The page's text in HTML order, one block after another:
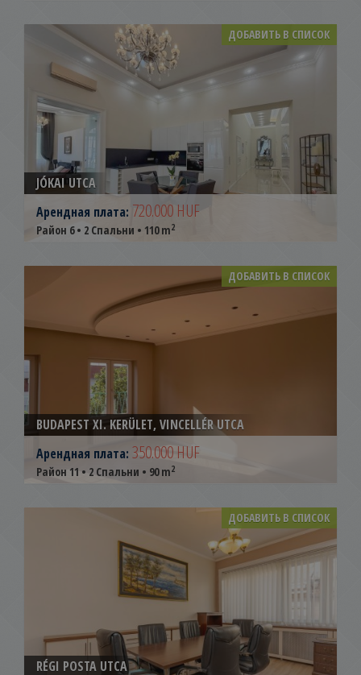
ДОБАВИТЬ В СПИСОК
JÓKAI UTCA
Арендная плата: 720.000 HUF
Район 6 • 2 Спальни • 110 m2
ДОБАВИТЬ В СПИСОК
BUDAPEST XI. KERÜLET, VINCELLÉR UTCA
Арендная плата: 350.000 HUF
Район 11 • 2 Спальни • 90 m2
ДОБАВИТЬ В СПИСОК
RÉGI POSTA UTCA